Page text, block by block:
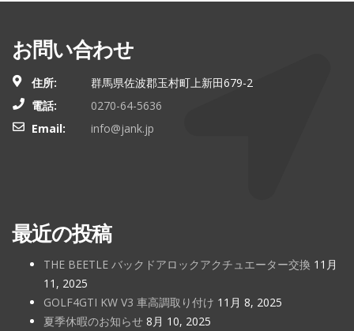
お問い合わせ
住所:
群馬県佐波郡玉村町上新田679-2
電話:
0270-64-5636
Email:
info@jank.jp
最近の投稿
THE BEETLE バックドアロックアクチュエーター交換 11月
11, 2025
GOLF4GTI KW V3 車高調取り付け 11月 8, 2025
夏季休暇のお知らせ 8月 10, 2025